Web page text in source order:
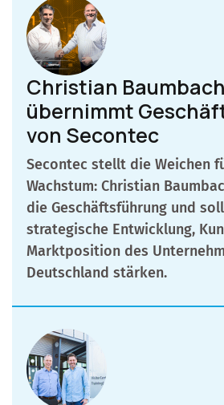
Christian Baumbach
übernimmt
von Secontec
Secontec stellt die Weichen
Wachstum: Christian
die Geschäftsführung und
strategische Entwicklung,
Marktposition des
Deutschland stärken.